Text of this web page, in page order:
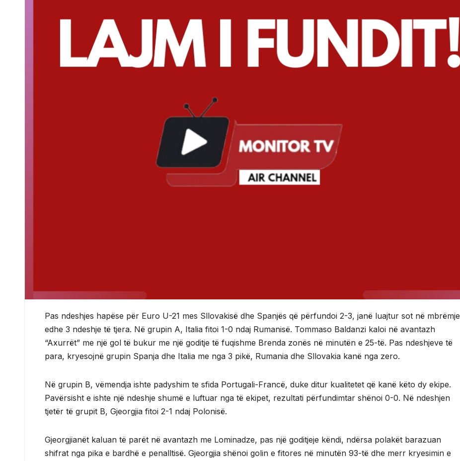
Pas ndeshjes hapëse për Euro U-21 mes Sllovakisë dhe Spanjës që përfundoi 2-3, janë luajtur sot në mbrëmje
edhe 3 ndeshje të tjera. Në grupin A, Italia fitoi 1-0 ndaj Rumanisë. Tommaso Baldanzi kaloi në avantazh
“Axurrët” me një gol të bukur me një goditje të fuqishme Brenda zonës në minutën e 25-të. Pas ndeshjeve të
para, kryesojnë grupin Spanja dhe Italia me nga 3 pikë, Rumania dhe Sllovakia kanë nga zero.
Në grupin B, vëmendja ishte padyshim te sfida Portugali-Francë, duke ditur kualitetet që kanë këto dy ekipe.
Pavërsisht e ishte një ndeshje shumë e luftuar nga të ekipet, rezultati përfundimtar shënoi 0-0. Në ndeshjen
tjetër të grupit B, Gjeorgjia fitoi 2-1 ndaj Polonisë.
Gjeorgjianët kaluan të parët në avantazh me Lominadze, pas një goditjeje këndi, ndërsa polakët barazuan
shifrat nga pika e bardhë e penalltisë. Gjeorgjia shënoi golin e fitores në minutën 93-të dhe merr kryesimin e